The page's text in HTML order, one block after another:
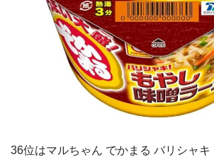
36位はマルちゃん でかまる バリシャキ